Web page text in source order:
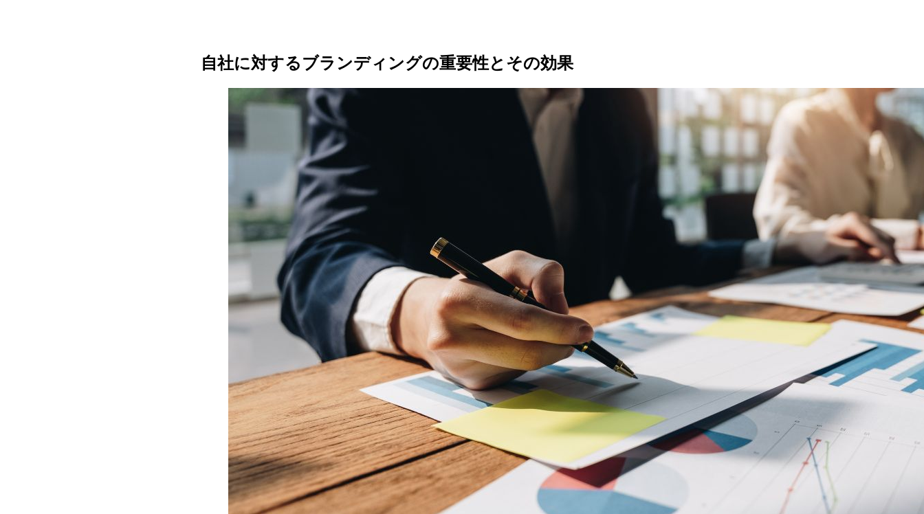
自社に対するブランディングの重要性とその効果